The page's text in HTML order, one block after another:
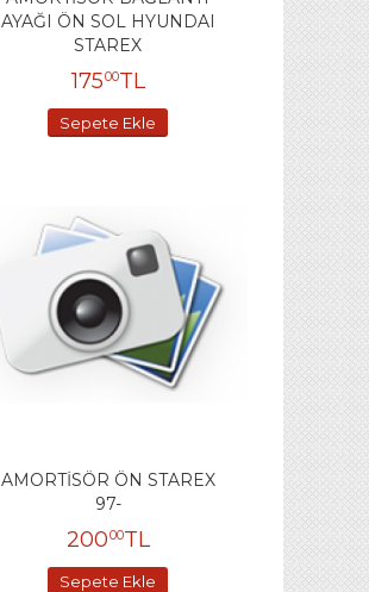
AYAĞI ÖN SOL HYUNDAI
STAREX
17500TL
Sepete Ekle
AMORTİSÖR ÖN STAREX
97-
20000TL
Sepete Ekle